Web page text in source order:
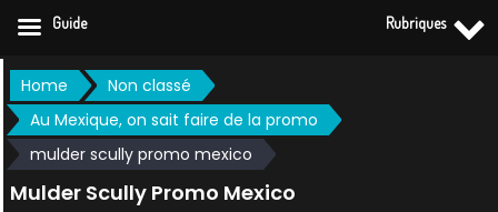
Skip
to
content
Home
Non classé
Au Mexique, on sait faire de la promo
mulder scully promo mexico
Mulder Scully Promo Mexico
Guide Rubriques